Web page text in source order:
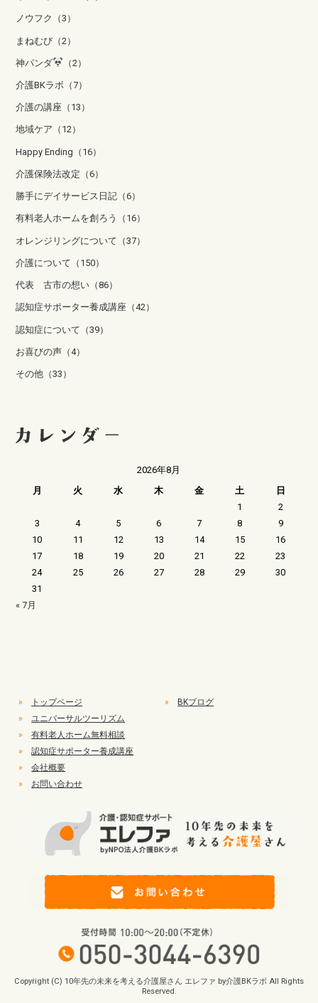
ノウフク（3）
まねむび（2）
神パンダ （2）
介護BKラボ（7）
介護の講座（13）
地域ケア（12）
Happy Ending（16）
介護保険法改定（6）
勝手にデイサービス日記（6）
有料老人ホームを創ろう（16）
オレンジリングについて（37）
介護について（150）
代表 古市の想い（86）
認知症サポーター養成講座（42）
認知症について（39）
お喜びの声（4）
その他（33）
2026年8月
月
火 水 木 金 土
日
1
2
3
4 5 6 7 8
9
10
11 12 13 14 15
16
17
18 19 20 21 22
23
24
25 26 27 28 29
30
31
« 7月
»
トップページ
»
ユニバーサルツーリズム
»
有料老人ホーム無料相談
»
認知症サポーター養成講座
»
会社概要
»
お問い合わせ
» BKブログ
Copyright (C) 10年先の未来を考える介護屋さん エレファ by介護BKラボ All Rights
Reserved.